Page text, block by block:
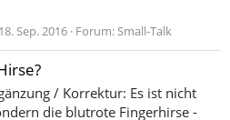
18. Sep. 2016 Forum:Small-Talk
/ Korrektur: Es ist nicht
die blutrote Fingerhirse -